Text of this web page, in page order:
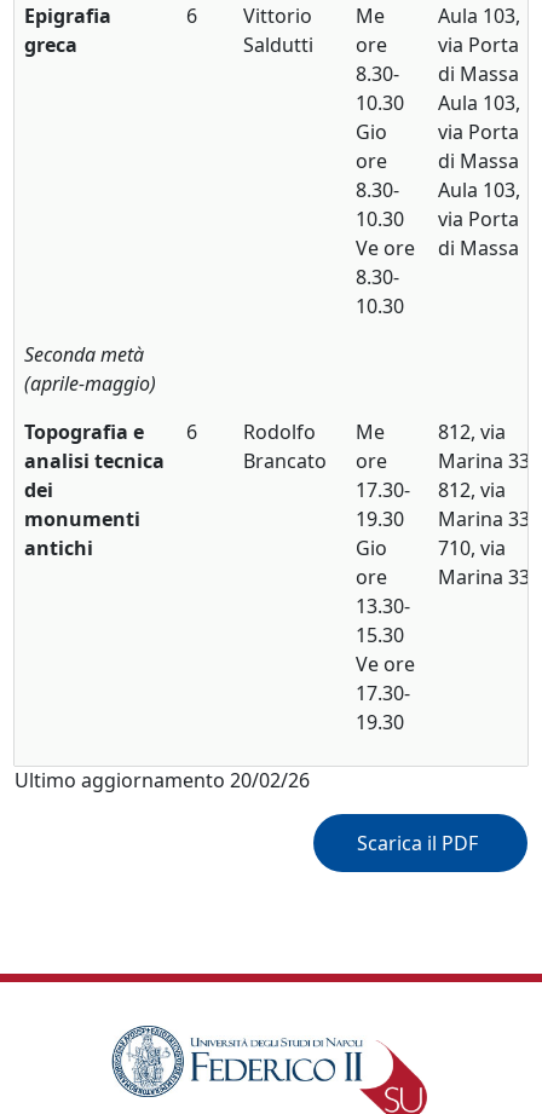
Epigrafia
greca
6
Vittorio
Saldutti
Me
ore
8.30-
10.30
Gio
ore
8.30-
10.30
Ve ore
8.30-
10.30
Aula 103,
via Porta
di Massa
Aula 103,
via Porta
di Massa
Aula 103,
via Porta
di Massa
Seconda metà
(aprile-maggio)
Topografia e
analisi tecnica
dei
monumenti
antichi
6
Rodolfo
Brancato
Me
ore
17.30-
19.30
Gio
ore
13.30-
15.30
Ve ore
17.30-
19.30
812, via
Marina 33,
812, via
Marina 33,
710, via
Marina 33
Ultimo aggiornamento 20/02/26
Scarica il PDF